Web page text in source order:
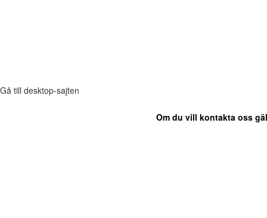
Gå till desktop-sajten
Om du vill kontakta oss